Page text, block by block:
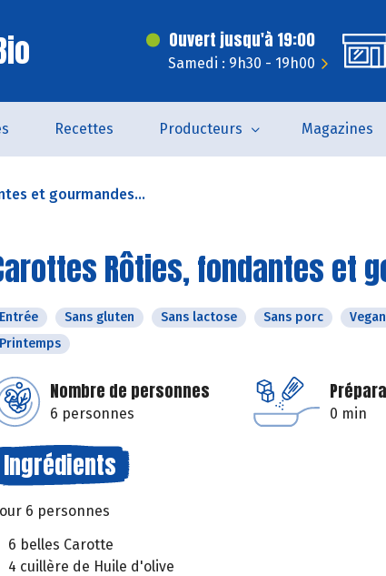
Ouvert jusqu'à 19:00
Samedi : 9h30 - 19h00
Recettes Producteurs Magazines
et gourmandes...
Rôties, fondantes et
Entrée Sans gluten Sans lactose Sans porc Vegan
Printemps
Nombre de personnes
6 personnes 0 min
Ingrédients
6 personnes
6 belles Carotte
4 cuillère de Huile d'olive